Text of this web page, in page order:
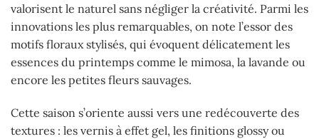
valorisent le naturel sans négliger la créativité. Parmi les
innovations les plus remarquables, on note l’essor des
motifs floraux stylisés, qui évoquent délicatement les
essences du printemps comme le mimosa, la lavande ou
encore les petites fleurs sauvages.
Cette saison s’oriente aussi vers une redécouverte des
textures : les vernis à effet gel, les finitions glossy ou